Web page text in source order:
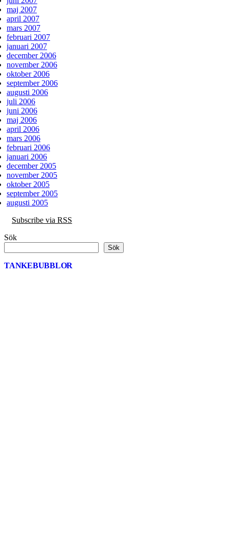
maj 2007
april 2007
mars 2007
februari 2007
januari 2007
december 2006
november 2006
oktober 2006
september 2006
augusti 2006
juli 2006
juni 2006
maj 2006
april 2006
mars 2006
februari 2006
januari 2006
december 2005
november 2005
oktober 2005
september 2005
augusti 2005
Subscribe via RSS
Sök
Sök
TANKEBUBBLOR